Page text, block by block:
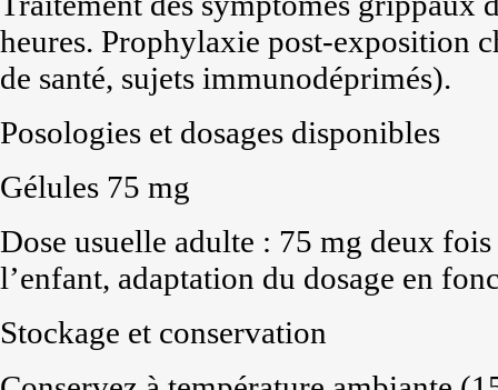
heures. Prophylaxie post-exposition
de santé, sujets immunodéprimés).
Posologies et dosages disponibles
Gélules 75 mg
Dose usuelle adulte : 75 mg deux
l’enfant, adaptation du dosage en
Stockage et conservation